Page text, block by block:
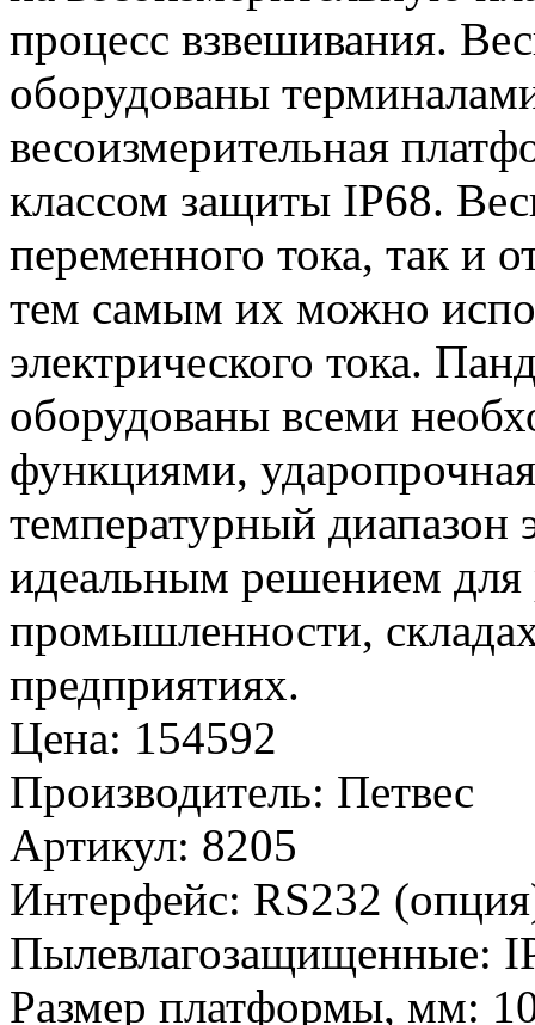
процесс взвешивания.
оборудованы
весоизмерительная
классом защиты IP68.
переменного тока, так и
тем самым их можно
электрического тока.
оборудованы всеми
функциями,
температурный диапазон
идеальным решением для
промышленности,
предприятиях.
Цена: 154592
Производитель: Петвес
Артикул: 8205
Интерфейс: RS232
Пылевлагозащищенные:
Размер платформы, мм: